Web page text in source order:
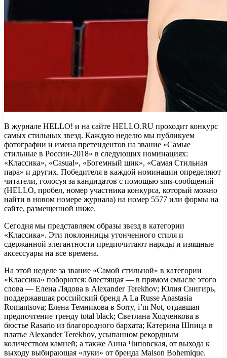
В журнале HELLO! и на сайте HELLO.RU проходит конкурс
самых стильных звезд. Каждую неделю мы публикуем
фотографии и имена претендентов на звание «Самые
стильные в России-2018» в следующих номинациях:
«Классика», «Casual», «Богемный шик», «Самая Стильная
пара» и других. Победителя в каждой номинации определяют
читатели, голосуя за кандидатов с помощью sms-сообщений
(HELLO, пробел, номер участника конкурса, который можно
найти в новом номере журнала) на номер 5577 или формы на
сайте, размещенной ниже.
Сегодня мы представляем образы звезд в категории
«Классика». Эти поклонницы утонченного стиля и
сдержанной элегантности предпочитают наряды и изящные
аксессуары на все времена.
На этой неделе за звание «Самой стильной» в категории
«Классика» поборются: блестящая — в прямом смысле этого
слова — Елена Лядова в Alexander Terekhov; Юлия Снигирь,
поддержавшая российский бренд A La Russe Anastasia
Romantsova; Елена Темникова в Sorry, i’m Not, отдавшая
предпочтение тренду total black; Светлана Ходченкова в
бюстье Rasario из благородного бархата; Катерина Шпица в
платье Alexander Terekhov, усыпанном рекордным
количеством камней; а также Анна Чиповская, от выхода к
выходу выбирающая «луки» от бренда Maison Bohemique.